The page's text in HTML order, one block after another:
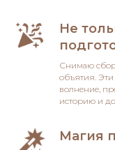
Не
Снимаю
объятия.
волнение,
историю и
Магия